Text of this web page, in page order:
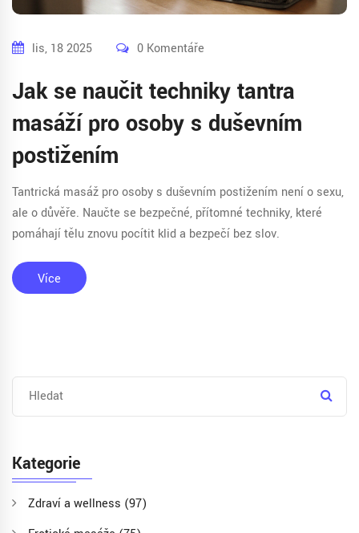
lis, 18 2025 0 Komentáře
Jak se naučit techniky tantra
masáží pro osoby s duševním
postižením
Tantrická masáž pro osoby s duševním postižením není o sexu,
ale o důvěře. Naučte se bezpečné, přítomné techniky, které
pomáhají tělu znovu pocítit klid a bezpečí bez slov.
Více
Kategorie
Zdraví a wellness (97)